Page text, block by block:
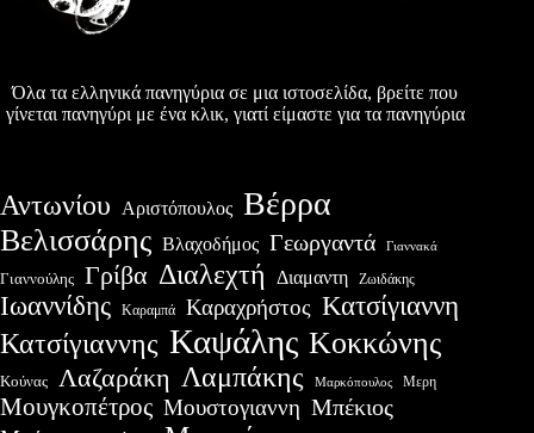
Όλα τα ελληνικά πανηγύρια σε μια ιστοσελίδα, βρείτε που
γίνεται πανηγύρι με ένα κλικ, γιατί είμαστε για τα πανηγύρια
Αντωνίου Αριστόπουλος Βέρρα
Βελισσάρης Βλαχοδήμος Γεωργαντά Γιαννακά
Γιαννούλης Γρίβα Διαλεχτή Διαμαντη Ζωιδάκης
Ιωαννίδης Καραμπά Καραχρήστος Κατσίγιαννη
Κατσίγιαννης Καψάλης Κοκκώνης
Κούνας Λαζαράκη Λαμπάκης Μαρκόπουλος Μερη
Μουγκοπέτρος Μουστογιαννη Μπέκιος